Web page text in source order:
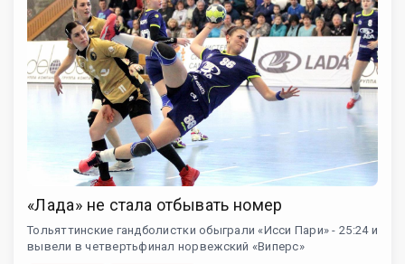
«Лада» не стала отбывать номер
Тольяттинские гандболистки обыграли «Исси Пари» - 25:24 и
вывели в четвертьфинал норвежский «Виперс»